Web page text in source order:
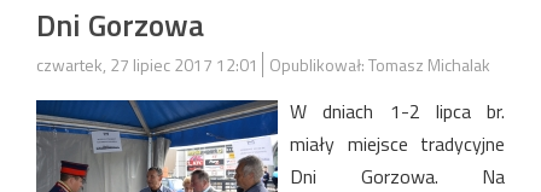
Dni Gorzowa
czwartek, 27 lipiec 2017 12:01 Opublikował: Tomasz Michalak
W dniach 1-2 lipca br.
miały miejsce tradycyjne
Dni Gorzowa. Na